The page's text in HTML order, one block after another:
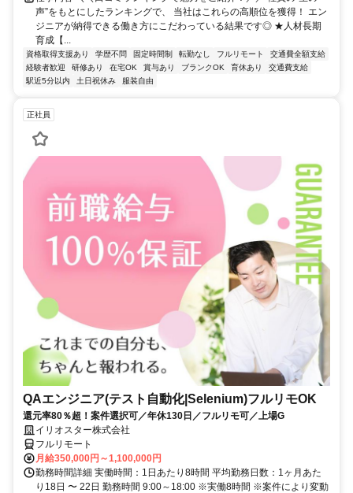
声”をもとにしたランキングで、 当社はこれらの高順位を獲得！ エン
ジニアが納得できる働き方にこだわっている結果です◎ ★人材長期
育成【...
資格取得支援あり 学歴不問 固定時間制 転勤なし フルリモート
交通費全額支給
経験者歓迎
研修あり 在宅OK 賞与あり ブランクOK 育休あり
交通費支給
駅近5分以内
土日祝休み 服装自由
正社員
QAエンジニア(テスト自動化|Selenium)フルリモOK
還元率80％超！案件選択可／年休130日／フルリモ可／上場G
イリオスター株式会社
フルリモート
月給350,000円～1,100,000円
勤務時間詳細 実働時間：1日あたり8時間 平均勤務日数：1ヶ月あた
り18日 〜 22日 勤務時間 9:00～18:00 ※実働8時間 ※案件により変動